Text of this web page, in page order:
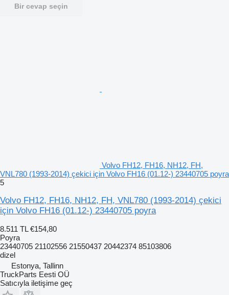
Bir cevap seçin
Volvo FH12, FH16, NH12, FH,
VNL780 (1993-2014) çekici için Volvo FH16 (01.12-) 23440705 poyra
5
Volvo FH12, FH16, NH12, FH, VNL780 (1993-2014) çekici
için Volvo FH16 (01.12-) 23440705 poyra
8.511 TL €154,80
Poyra
23440705 21102556 21550437 20442374 85103806
dizel
Estonya, Tallinn
TruckParts Eesti OÜ
Satıcıyla iletişime geç